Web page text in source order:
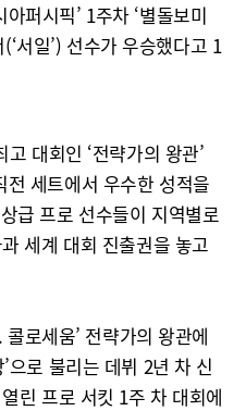
퍼시픽’ 1주차 ‘별돌보미
서일’) 선수가 우승했다고 1
대회인 ‘전략가의 왕관’
세트에서 우수한 성적을
급 프로 선수들이 지역별로
세계 대회 진출권을 놓고
콜로세움’ 전략가의 왕관에
으로 불리는 데뷔 2년 차 신
린 프로 서킷 1주 차 대회에